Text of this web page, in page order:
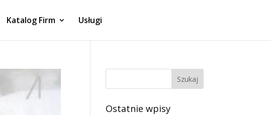
Katalog Firm Usługi
Szukaj
Ostatnie wpisy